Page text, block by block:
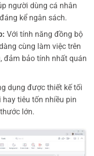
người dùng cá nhân
kể ngân sách.
Với tính năng đồng bộ
cùng làm việc trên
đảm bảo tính nhất quán
dụng được thiết kế tối
tiêu tốn nhiều pin
lớn.